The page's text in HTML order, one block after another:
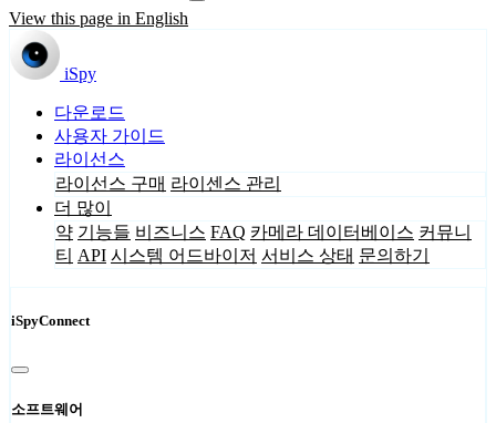
View this page in English
iSpy
다운로드
사용자 가이드
라이선스
라이선스 구매 라이센스 관리
더 많이
약 기능들 비즈니스 FAQ 카메라 데이터베이스 커뮤니
티 API 시스템 어드바이저 서비스 상태 문의하기
iSpyConnect
소프트웨어